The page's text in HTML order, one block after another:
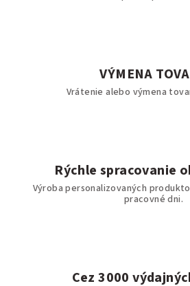
VÝMENA
Vrátenie alebo výmena
Rýchle spracovanie
Výroba personalizovaných
pracovné dni.
Cez 3000